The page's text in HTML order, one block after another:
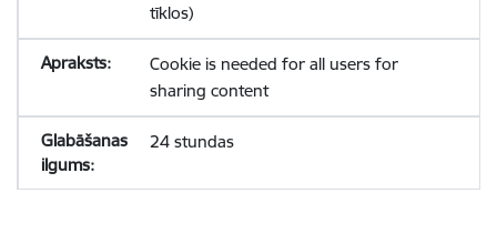
tīklos)
Cookie is needed for all users for
sharing content
24 stundas